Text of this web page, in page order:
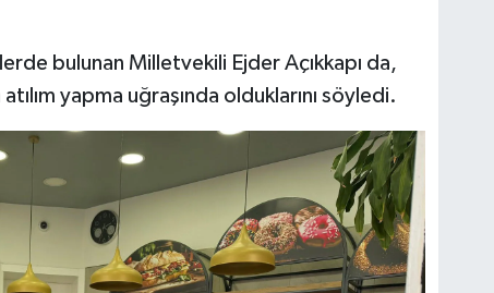
bulunan Milletvekili Ejder Açıkkapı da,
yapma uğraşında olduklarını söyledi.